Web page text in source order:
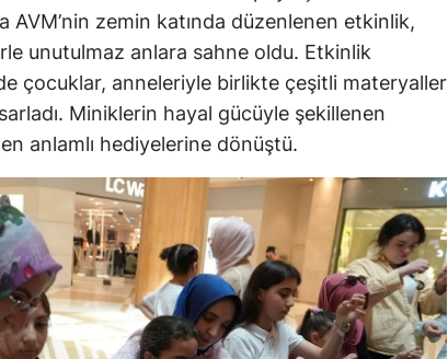
AVM’nin zemin katında düzenlenen etkinlik,
unutulmaz anlara sahne oldu. Etkinlik
çocuklar, anneleriyle birlikte çeşitli materyaller
Miniklerin hayal gücüyle şekillenen
anlamlı hediyelerine dönüştü.